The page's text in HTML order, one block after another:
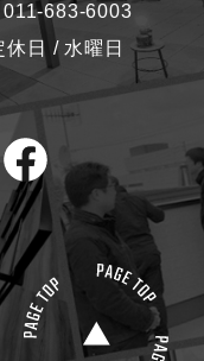
683-6003
日 / 水曜日